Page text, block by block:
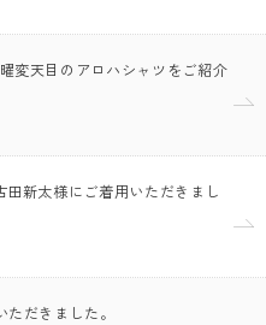
変天目のアロハシャツをご紹介
田新太様にご着用いただきまし
ただきました。